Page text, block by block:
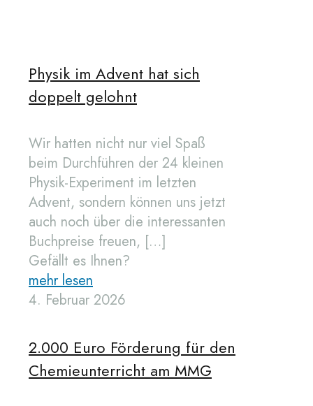
Physik im Advent hat sich
doppelt gelohnt
Wir hatten nicht nur viel Spaß
beim Durchführen der 24 kleinen
Physik-Experiment im letzten
Advent, sondern können uns jetzt
auch noch über die interessanten
Buchpreise freuen, […]
Gefällt es Ihnen?
mehr lesen
4. Februar 2026
2.000 Euro Förderung für den
Chemieunterricht am MMG